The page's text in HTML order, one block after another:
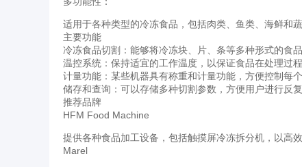
适用于各种类型的冷冻食品，包括肉类、鱼类、海鲜和蔬
主要功能
冷冻食品切割：能够将冷冻块、片、条等多种形式的食品
温控系统：保持适宜的工作温度，以保证食品在处理过程
计量功能：某些机器具有称重和计量功能，方便控制每
储存和查询：可以存储多种切割参数，方便用户进行反
推荐品牌
HFM Food Machine
提供各种食品加工设备，包括触摸屏冷冻拆分机，以高效
Marel